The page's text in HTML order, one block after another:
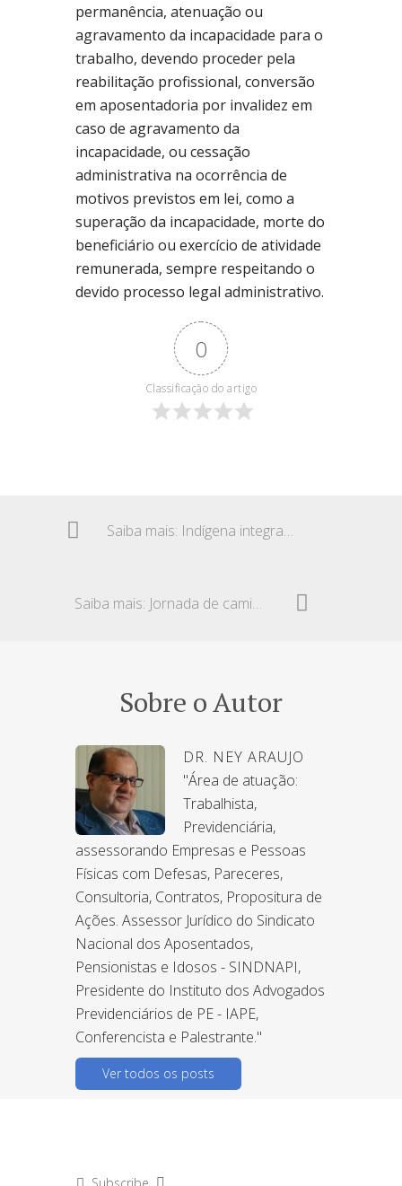
permanência, atenuação ou
agravamento da incapacidade para o
trabalho, devendo proceder pela
reabilitação profissional, conversão
em aposentadoria por invalidez em
caso de agravamento da
incapacidade, ou cessação
administrativa na ocorrência de
motivos previstos em lei, como a
superação da incapacidade, morte do
beneficiário ou exercício de atividade
remunerada, sempre respeitando o
devido processo legal administrativo.
0
Classificação do artigo
Saiba mais: Indígena integrado à sociedade – Prescrição
Saiba mais: Jornada de caminhoneiro – Rastreador
Sobre o Autor
DR. NEY ARAUJO
"Área de atuação:
Trabalhista,
Previdenciária,
assessorando Empresas e Pessoas
Físicas com Defesas, Pareceres,
Consultoria, Contratos, Propositura de
Ações. Assessor Jurídico do Sindicato
Nacional dos Aposentados,
Pensionistas e Idosos - SINDNAPI,
Presidente do Instituto dos Advogados
Previdenciários de PE - IAPE,
Conferencista e Palestrante."
Ver todos os posts